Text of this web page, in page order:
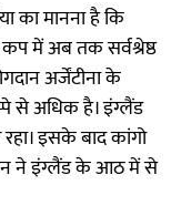
का मानना है कि
में अब तक सर्वश्रेष्ठ
अर्जेंटीना के
से अधिक है। इंग्लैंड
इसके बाद कांगो
ने इंग्लैंड के आठ में से